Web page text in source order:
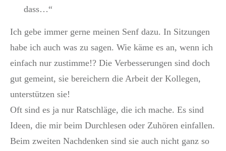
dass…“
Ich gebe immer gerne meinen Senf dazu. In Sitzungen
habe ich auch was zu sagen. Wie käme es an, wenn ich
einfach nur zustimme!? Die Verbesserungen sind doch
gut gemeint, sie bereichern die Arbeit der Kollegen,
unterstützen sie!
Oft sind es ja nur Ratschläge, die ich mache. Es sind
Ideen, die mir beim Durchlesen oder Zuhören einfallen.
Beim zweiten Nachdenken sind sie auch nicht ganz so